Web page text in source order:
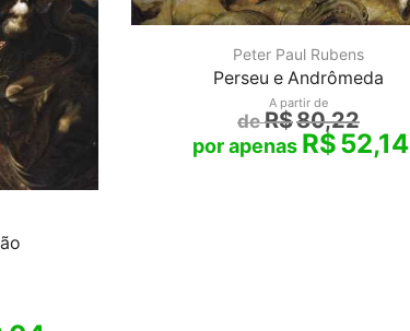
Peter Paul Rubens
Perseu e Andrômeda
A partir de
R$80,22
R$52,14